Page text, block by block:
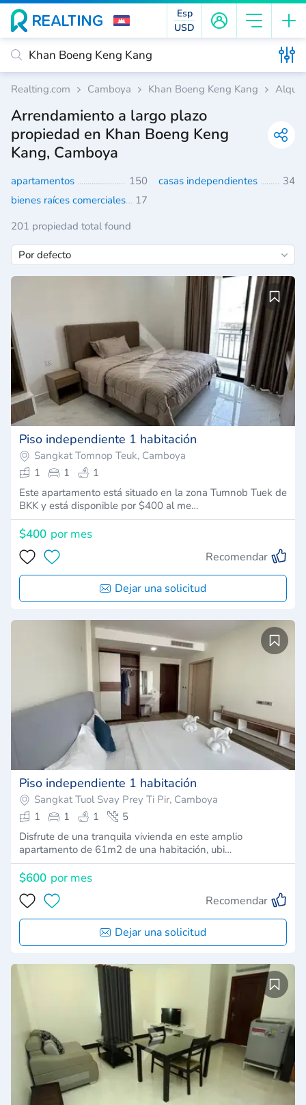
Esp
USD
Realting.com Camboya Khan Boeng Keng Kang
Arrendamiento a largo plazo
propiedad en Khan Boeng Keng
Kang, Camboya
apartamentos 150 casas independientes
34
bienes raíces comerciales 17
201 propiedad total found
Piso independiente 1 habitación
Sangkat Tomnop Teuk, Camboya
1
1
1
Este apartamento está situado en la zona Tumnob Tuek de
BKK y está disponible por $400 al me…
$400 por mes
Recomendar
Dejar una solicitud
Piso independiente 1 habitación
Sangkat Tuol Svay Prey Ti Pir, Camboya
1
1 1
5
Disfrute de una tranquila vivienda en este amplio
apartamento de 61m2 de una habitación, ubi…
$600 por mes
Recomendar
Dejar una solicitud